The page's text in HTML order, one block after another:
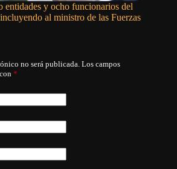
entidades y ocho funcionarios del
al ministro de las Fuerzas
no será publicada. Los campos
*